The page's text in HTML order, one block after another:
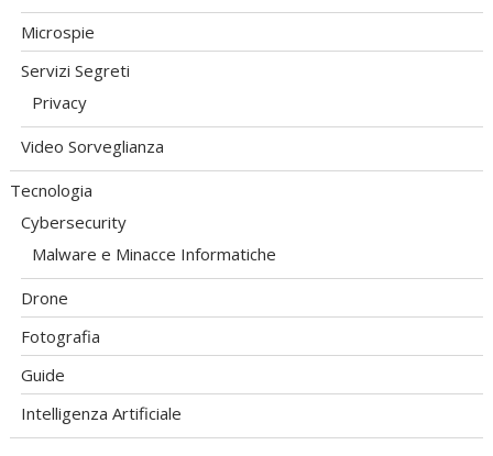
Microspie
Servizi Segreti
Privacy
Video Sorveglianza
Tecnologia
Cybersecurity
Malware e Minacce Informatiche
Drone
Fotografia
Guide
Intelligenza Artificiale